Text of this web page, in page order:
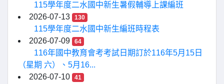
115學年度二水國中新生暑假輔導上課編班
2026-07-13
130
115學年度二水國中新生編班時程表
2026-07-09
64
116年國中教育會考考試日期訂於116年5月15日
（星期 六）、5月16...
2026-07-10
41